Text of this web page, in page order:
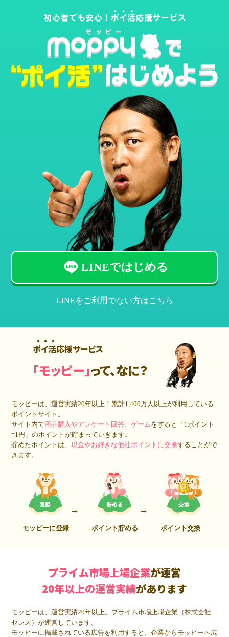
LINEではじめる
LINEをご利用でない方はこちら
ポイ活応援サービス
「モッピー」って、なに？
モッピーは、運営実績20年以上！累計1,400万人 以上が利用している
ポイントサイト。
サイト内で商品購入やアンケート回答、ゲームをすると「1ポイント
=1円」のポイントが貯まっていきます。
貯めたポイントは、現金やお好きな他社ポイントに交換することがで
きます。
モッピーに登録 ポイント貯める ポイント交換
プライム市場上場企業が運営
20年以上の運営実績があります
モッピーは、運営実績20年以上。プライム市場上場企業（株式会社
セレス）が運営しています。
モッピーに掲載されている広告を利用すると、企業からモッピーへ広